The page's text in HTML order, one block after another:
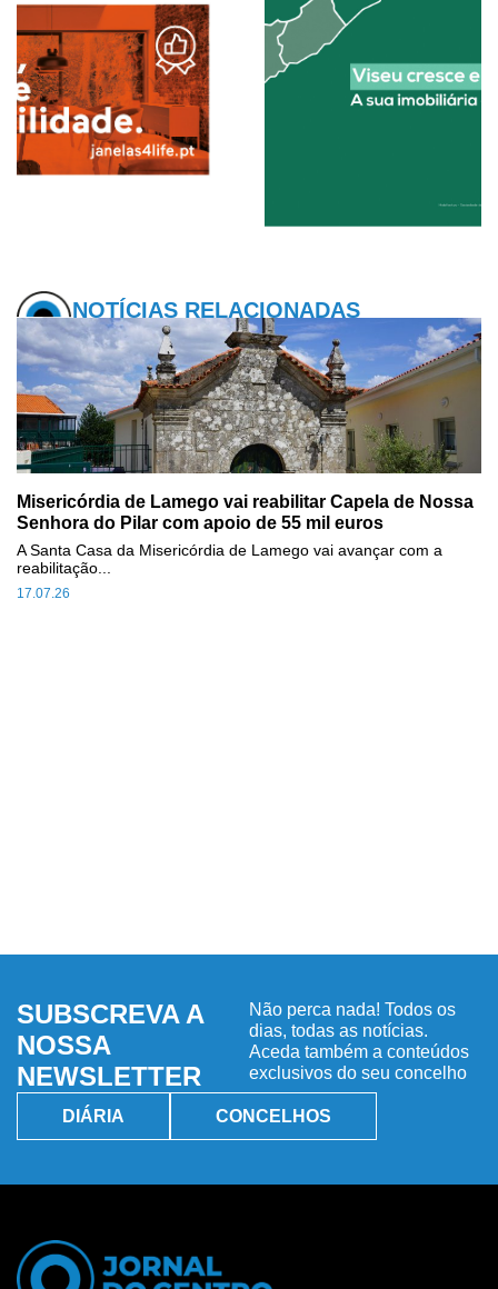
NOTÍCIAS RELACIONADAS
Misericórdia de Lamego vai reabilitar Capela de Nossa
Senhora do Pilar com apoio de 55 mil euros
17.07.26
A Santa Casa da Misericórdia de Lamego vai avançar com a
reabilitação...
SUBSCREVA A
NOSSA
NEWSLETTER
Não perca nada! Todos os
dias, todas as notícias.
Aceda também a conteúdos
exclusivos do seu concelho
DIÁRIA CONCELHOS